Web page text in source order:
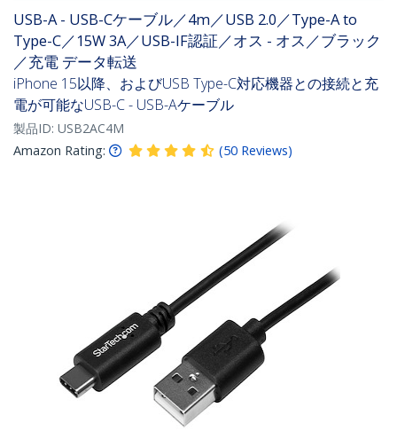
USB-A - USB-Cケーブル／4m／USB 2.0／Type-A to
Type-C／15W 3A／USB-IF認証／オス - オス／ブラック
／充電 データ転送
iPhone 15以降、およびUSB Type-C対応機器との接続と充
電が可能なUSB-C - USB-Aケーブル
製品ID: USB2AC4M
Amazon Rating:
(50 Reviews)